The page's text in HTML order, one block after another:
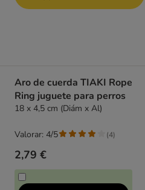
Aro de cuerda TIAKI Rope
Ring juguete para perros
18 x 4,5 cm (Diám x Al)
2,79 €
Valorar: 4/5 (4)